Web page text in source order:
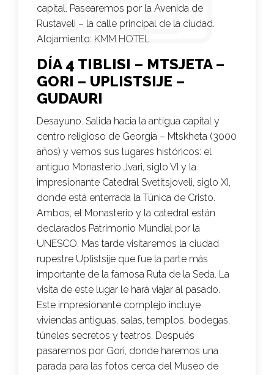
capital. Pasearemos por la Avenida de
Rustaveli – la calle principal de la ciudad.
Alojamiento: KMM HOTEL
DÍA 4 TIBLISI – MTSJETA –
GORI – UPLISTSIJE –
GUDAURI
Desayuno. Salida hacia la antigua capital y
centro religioso de Georgia – Mtskheta (3000
años) y vemos sus lugares históricos: el
antiguo Monasterio Jvari, siglo VI y la
impresionante Catedral Svetitsjoveli, siglo XI,
donde está enterrada la Túnica de Cristo.
Ambos, el Monasterio y la catedral están
declarados Patrimonio Mundial por la
UNESCO. Mas tarde visitaremos la ciudad
rupestre Uplistsije que fue la parte más
importante de la famosa Ruta de la Seda. La
visita de este lugar le hará viajar al pasado.
Este impresionante complejo incluye
viviendas antiguas, salas, templos, bodegas,
túneles secretos y teatros. Después
pasaremos por Gori, donde haremos una
parada para las fotos cerca del Museo de